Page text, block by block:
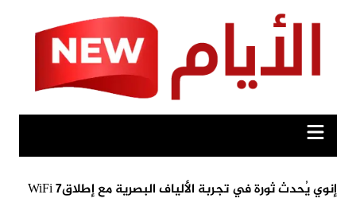
إنوي يُحدث ثورة في تجربة الألياف البصرية مع إطلاق7 WiFi